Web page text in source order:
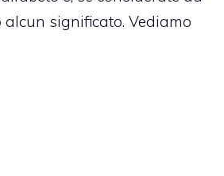
alcun significato. Vediamo